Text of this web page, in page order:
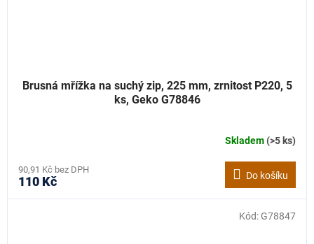
Brusná mřížka na suchý zip, 225 mm, zrnitost P220, 5
ks, Geko G78846
Skladem(>5 ks)
90,91 Kč bez DPH
110 Kč Do košíku
Kód: G78847